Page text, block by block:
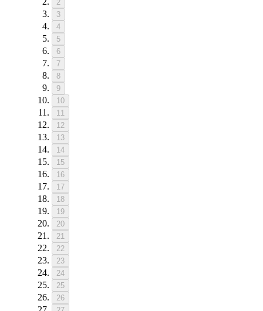
2
3
4
5
6
7
8
9
10
11
12
13
14
15
16
17
18
19
20
21
22
23
24
25
26